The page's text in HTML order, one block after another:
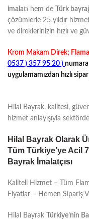
imalatı hem de Türk
çözümlerle 25 yıldır
ve direklerinizin hızlı ve
Krom Makam Direk;
0537 ) 357 95 20 )
uygulamamızdan hızlı
Hilal Bayrak, kalitesi,
hizmet anlayışıyla
Hilal Bayrak Olarak
Tüm Türkiye’ye Acil
Bayrak İmalatçısı
Kaliteli Hizmet – Tüm
Fiyatlar – Hemen Sipariş
Hilal Bayrak Türkiye’nin